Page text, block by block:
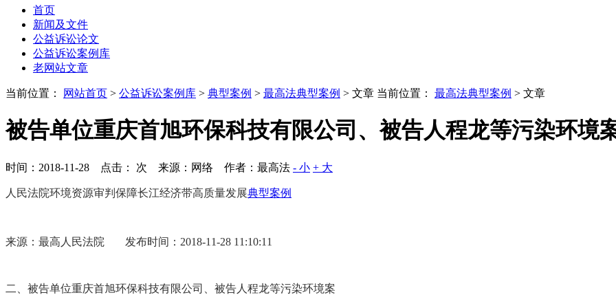
首页
新闻及文件
公益诉讼论文
公益诉讼案例库
老网站文章
当前位置： 网站首页 > 公益诉讼案例库 > 典型案例 > 最高法典型案例 > 文章 当前位置： 最高法典型案例 > 文章
被告单位重庆首旭环保科技有限公司、被告人程龙等污染环境
时间：2018-11-28 点击： 次 来源：网络 作者：最高法 - 小 + 大
人民法院环境资源审判保障长江经济带高质量发展典型案例
来源：最高人民法院 发布时间：2018-11-28 11:10:11
二、被告单位重庆首旭环保科技有限公司、被告人程龙等污染环境案